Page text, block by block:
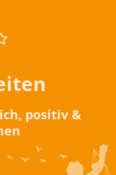
positiv &